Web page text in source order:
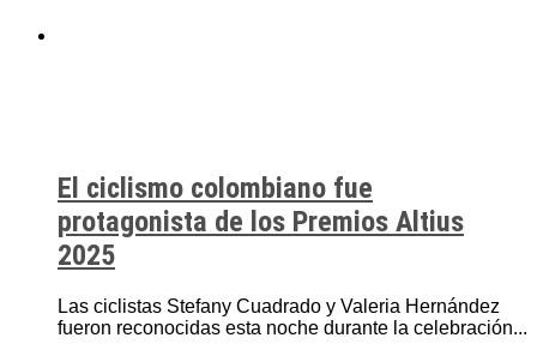
El ciclismo colombiano fue
protagonista de los Premios Altius
2025
Las ciclistas Stefany Cuadrado y Valeria Hernández
fueron reconocidas esta noche durante la celebración...